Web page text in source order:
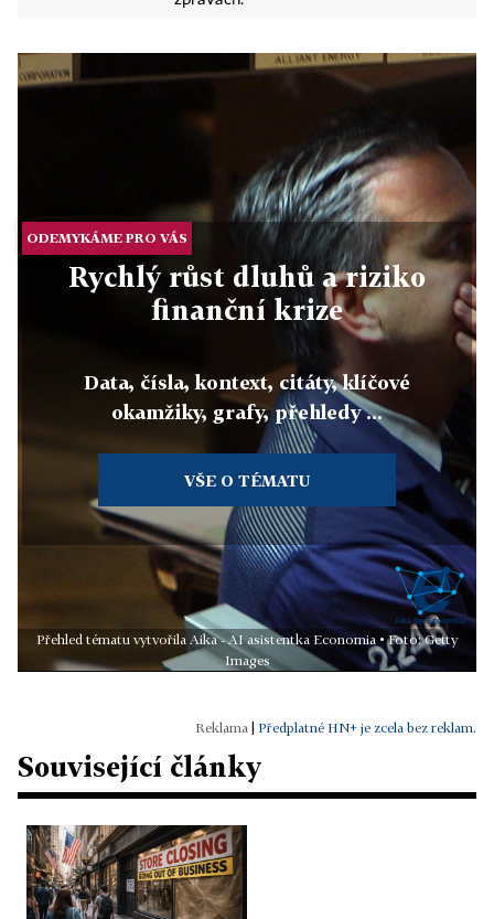
ODEMYKÁME PRO VÁS
Rychlý růst dluhů a riziko
finanční krize
Data, čísla, kontext, citáty, klíčové
okamžiky, grafy, přehledy ...
VŠE O TÉMATU
Přehled tématu vytvořila Aika - AI asistentka Economia • Foto: Getty
Images
Předplatné HN+ je zcela bez reklam.
Související články